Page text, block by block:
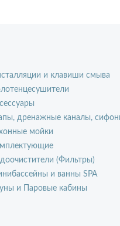
и клавиши смыва
дренажные каналы,
мойки
(Фильтры)
и ванны SPA
и Паровые кабины